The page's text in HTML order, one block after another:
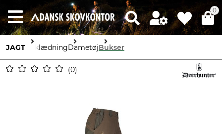
0
JAGT BeklædningDametøjBukser
0